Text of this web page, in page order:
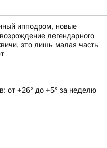
ипподром, новые
легендарного
это лишь малая часть
от +26° до +5° за неделю